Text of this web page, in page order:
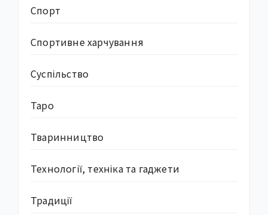
Спорт
Спортивне харчування
Суcпільство
Таро
Тваринництво
Технології, техніка та гаджети
Традиції